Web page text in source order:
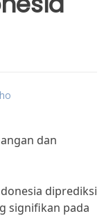
dan
diprediksi
signifikan pada